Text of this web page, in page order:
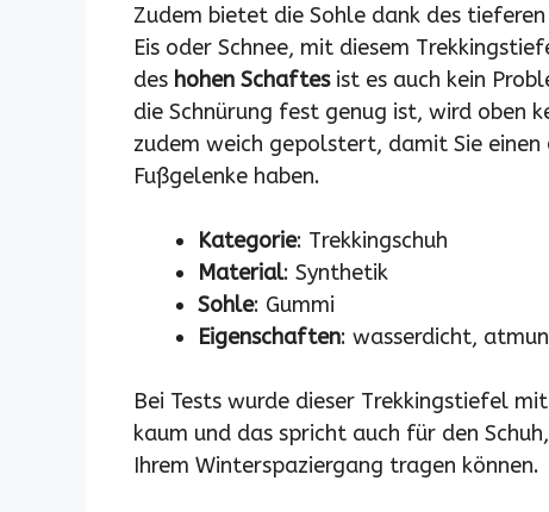
Zudem bietet die Sohle dank des
Eis oder Schnee, mit diesem
des hohen Schaftesist es auch kein
die Schnürung fest genug ist, wird oben
zudem weich gepolstert, damit Sie einen
Fußgelenke haben.
Kategorie: Trekkingschuh
Material: Synthetik
Sohle: Gummi
Eigenschaften: wasserdicht,
Bei Tests wurde dieser Trekkingstiefel
kaum und das spricht auch für den
Ihrem Winterspaziergang tragen können.